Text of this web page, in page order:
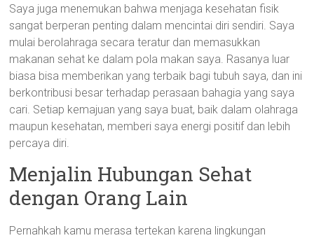
Saya juga menemukan bahwa menjaga kesehatan fisik
sangat berperan penting dalam mencintai diri sendiri. Saya
mulai berolahraga secara teratur dan memasukkan
makanan sehat ke dalam pola makan saya. Rasanya luar
biasa bisa memberikan yang terbaik bagi tubuh saya, dan ini
berkontribusi besar terhadap perasaan bahagia yang saya
cari. Setiap kemajuan yang saya buat, baik dalam olahraga
maupun kesehatan, memberi saya energi positif dan lebih
percaya diri.
Menjalin Hubungan Sehat
dengan Orang Lain
Pernahkah kamu merasa tertekan karena lingkungan